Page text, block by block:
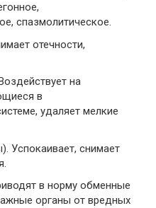
спазмолитическое.
отечности,
на
в
удаляет мелкие
Успокаивает, снимает
в норму обменные
органы от вредных